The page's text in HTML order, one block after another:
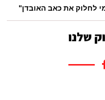
לחלוק את כאב האובדן"
שלנו